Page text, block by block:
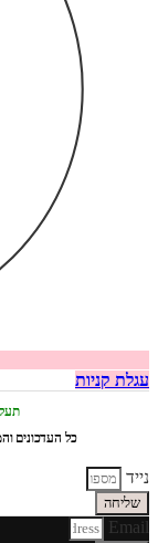
עגלת קניות
כל העדכונים
נייד
שליחה
Email